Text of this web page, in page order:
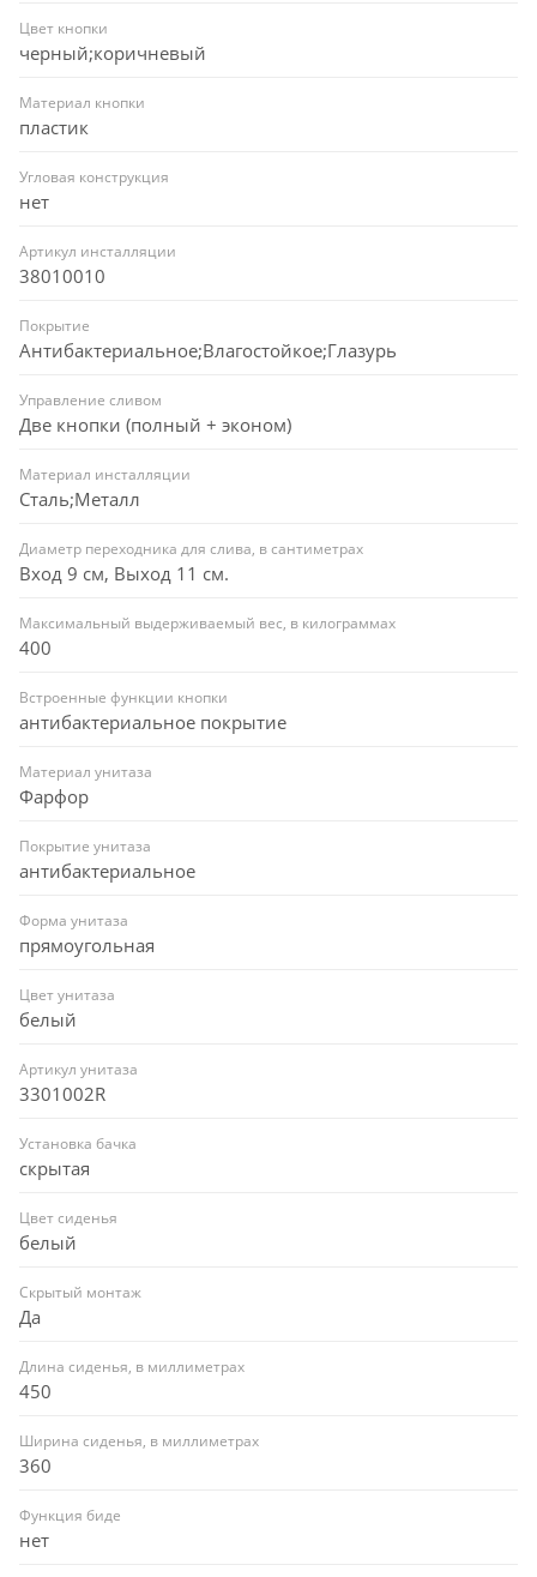
Цвет кнопки
черный;коричневый
Материал кнопки
пластик
Угловая конструкция
нет
Артикул инсталляции
38010010
Покрытие
Антибактериальное;Влагостойкое;Глазурь
Управление сливом
Две кнопки (полный + эконом)
Материал инсталляции
Сталь;Металл
Диаметр переходника для слива, в сантиметрах
Вход 9 см, Выход 11 см.
Максимальный выдерживаемый вес, в килограммах
400
Встроенные функции кнопки
антибактериальное покрытие
Материал унитаза
Фарфор
Покрытие унитаза
антибактериальное
Форма унитаза
прямоугольная
Цвет унитаза
белый
Артикул унитаза
3301002R
Установка бачка
скрытая
Цвет сиденья
белый
Скрытый монтаж
Да
Длина сиденья, в миллиметрах
450
Ширина сиденья, в миллиметрах
360
Функция биде
нет